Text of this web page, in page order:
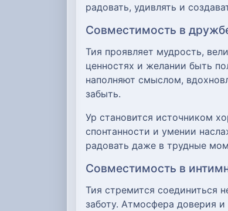
радовать, удивлять и
Совместимость в
Тия проявляет мудрость,
ценностях и желании быть
наполняют смыслом,
забыть.
Ур становится источником
спонтанности и умении
радовать даже в трудные
Совместимость в
Тия стремится соединиться
заботу. Атмосфера доверия